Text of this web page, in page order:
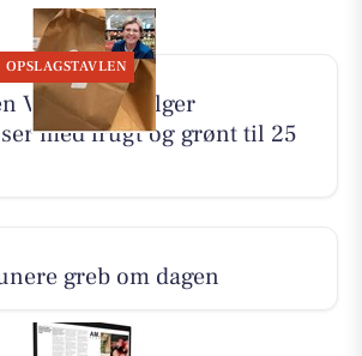
OPSLAGSTAVLEN
Vamdrup sælger
med frugt og grønt til 25
greb om dagen